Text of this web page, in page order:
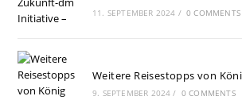
11. SEPTEMBER 2024 / 0 COMMENTS
Weitere Reisestopps von
9. SEPTEMBER 2024 / 0 COMMENTS